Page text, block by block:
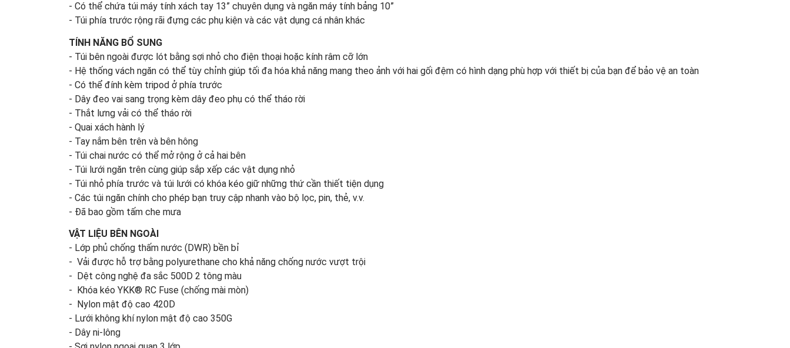
- Có thể chứa túi máy tính xách tay 13” chuyên dụng và ngăn máy tính bảng 10”
- Túi phía trước rộng rãi đựng các phụ kiện và các vật dụng cá nhân khác
TÍNH NĂNG BỔ SUNG
- Túi bên ngoài được lót bằng sợi nhỏ cho điện thoại hoặc kính râm cỡ lớn
- Hệ thống vách ngăn có thể tùy chỉnh giúp tối đa hóa khả năng mang theo ảnh với hai gối đệm có hình dạng phù hợp với thiết bị của bạn để bảo vệ an toàn
- Có thể đính kèm tripod ở phía trước
- Dây đeo vai sang trọng kèm dây đeo phụ có thể tháo rời
- Thắt lưng vải có thể tháo rời
- Quai xách hành lý
- Tay nắm bên trên và bên hông
- Túi chai nước có thể mở rộng ở cả hai bên
- Túi lưới ngăn trên cùng giúp sắp xếp các vật dụng nhỏ
- Túi nhỏ phía trước và túi lưới có khóa kéo giữ những thứ cần thiết tiện dụng
- Các túi ngăn chính cho phép bạn truy cập nhanh vào bộ lọc, pin, thẻ, v.v.
- Đã bao gồm tấm che mưa
VẬT LIỆU BÊN NGOÀI
- Lớp phủ chống thấm nước (DWR) bền bỉ
- Vải được hỗ trợ bằng polyurethane cho khả năng chống nước vượt trội
- Dệt công nghệ đa sắc 500D 2 tông màu
- Khóa kéo YKK® RC Fuse (chống mài mòn)
- Nylon mật độ cao 420D
- Lưới không khí nylon mật độ cao 350G
- Dây ni-lông